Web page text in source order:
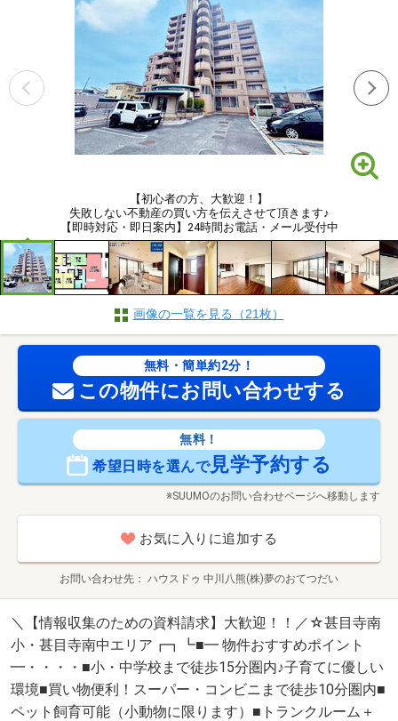
【初心者の方、大歓迎！】
失敗しない不動産の買い方を伝えさせて頂きます♪
【即時対応・即日案内】24時間お電話・メール受付中
画像の一覧を見る（21枚）
無料・簡単約2分！
この物件にお問い合わせする
無料！
希望日時を選んで見学予約する
※SUUMOのお問い合わせページへ移動します
お気に入りに追加する
お問い合わせ先 ハウスドゥ 中川八熊(株)夢のおてつだい
＼【情報収集のための資料請求】大歓迎！！／☆甚目寺南
小・甚目寺南中エリア┏┓┗■━ 物件おすすめポイント
━・・・・■小・中学校まで徒歩15分圏内♪子育てに優しい
環境■買い物便利！スーパー・コンビニまで徒歩10分圏内■
ペット飼育可能（小動物に限ります）■トランクルーム＋